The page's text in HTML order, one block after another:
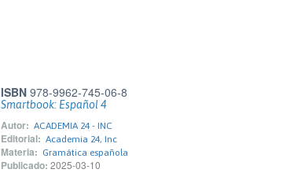
ISBN 978-9962-745-06-8
Smartbook: Español 4
Autor: ACADEMIA 24 - INC
Editorial: Academia 24, Inc
Materia: Gramática española
Publicado: 2025-03-10